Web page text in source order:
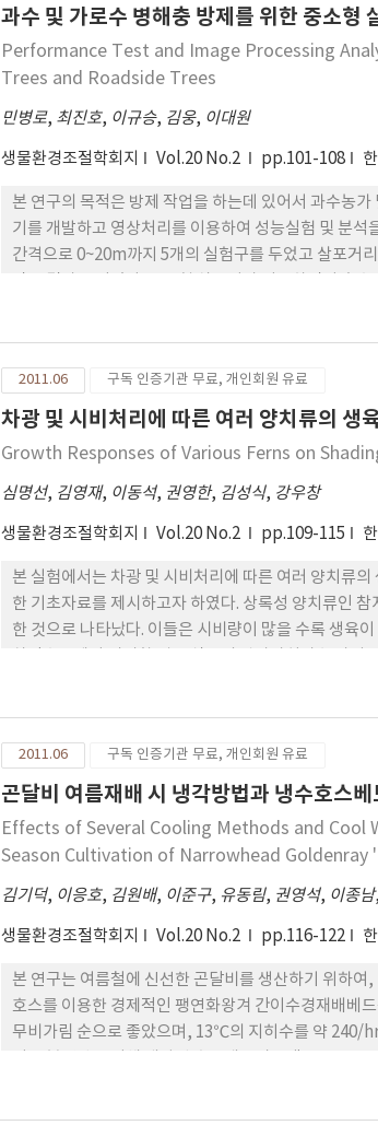
류별 수분변화는 그 기울기가 토성별로 서로 달랐으며
증발량 차이가 발생하였기 때문인 것으로 판단하였
였을 때 세가지 토양 모두 관수에 의한 변화정도는 미
후 연구에서 양질사토 베드에서 관찰된 토마토 생육
과수 및 가로수 병해충 방제를 위한 중소형
Performance Test and Image Processing
Trees and Roadside Trees
민병로, 최진호, 이규승, 김웅, 이대원
생물환경조절학회지 Vol.20 No.2 pp.101-108
본 연구의 목적은 방제 작업을 하는데 있어서 과수농
기를 개발하고 영상처리를 이용하여 성능실험 및 분
간격으로 0~20m까지 5개의 실험구를 두었고 살포거
볼 수 있었고 살포기가 정지하면서 살포량이 낮게 나
서는 20m에서 50.23%, 방제기가 5m이동한 20m구
30m 구간에서 52.64%, 방제기가 정지하면서 살포한
가장 낮게 나타났다.
2011.06 구독 인증기관 무료, 개인회원 유료
차광 및 시비처리에 따른 여러 양치류의 생
Growth Responses of Various Ferns on
심명선, 김영재, 이동석, 권영한, 김성식, 강우창
생물환경조절학회지 Vol.20 No.2 pp.109-115
본 실험에서는 차광 및 시비처리에 따른 여러 양치류
한 기초자료를 제시하고자 하였다. 상록성 양치류인
한 것으로 나타났다. 이들은 시비량이 많을 수록 생육
30~60%, 참새발고사리는 60%, 그리고 개고사리는
2011.06 구독 인증기관 무료, 개인회원 유료
곤달비 여름재배 시 냉각방법과 냉수호스
Effects of Several Cooling Methods and
Season Cultivation of Narrowhead Goldenray
김기덕, 이응호, 김원배, 이준구, 유동림, 권영석, 이종남,
생물환경조절학회지 Vol.20 No.2 pp.116-122
본 연구는 여름철에 신선한 곤달비를 생산하기 위하
호스를 이용한 경제적인 팽연화왕겨 간이수경재배베
무비가림 순으로 좋았으며, 13℃의 지히수를 약 240/
14~22℃ 범위에서 공급되었을 때 배지의 온도는